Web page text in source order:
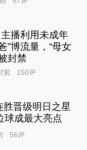
主播利用未成年
”博流量，“母女
封禁
前 150评
胜晋级明日之星
球成最大亮点
56评